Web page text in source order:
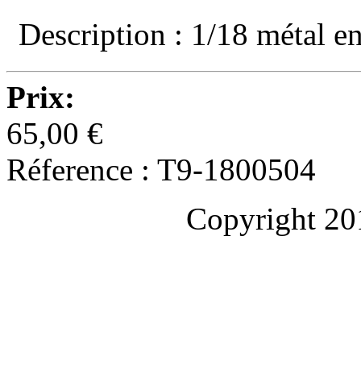
Description : 1/18 métal
Prix:
65,00 €
Réference : T9-1800504
Copyright